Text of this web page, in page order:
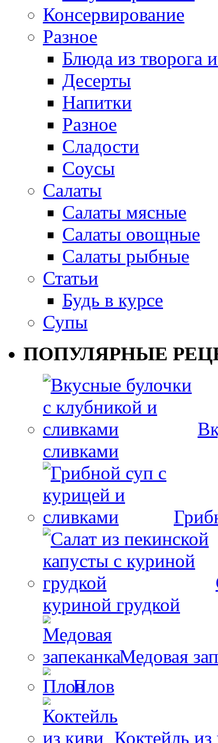
Консервирование
Разное
Блюда из творога
Десерты
Напитки
Разное
Сладости
Соусы
Салаты
Салаты мясные
Салаты овощные
Салаты рыбные
Статьи
Будь в курсе
Супы
ПОПУЛЯРНЫЕ
сливками
куриной грудкой
Медовая
Плов
Коктейль из